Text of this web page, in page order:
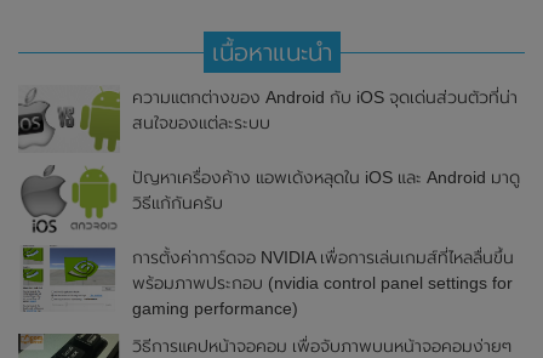
เนื้อหาแนะนำ
ความแตกต่างของ Android กับ iOS จุดเด่นส่วนตัวที่น่า
สนใจของแต่ละระบบ
ปัญหาเครื่องค้าง แอพเด้งหลุดใน iOS และ Android มาดู
วิธีแก้กันครับ
การตั้งค่าการ์ดจอ NVIDIA เพื่อการเล่นเกมส์ที่ไหลลื่นขึ้น
พร้อมภาพประกอบ (nvidia control panel settings for
gaming performance)
วิธีการแคปหน้าจอคอม เพื่อจับภาพบนหน้าจอคอมง่ายๆ